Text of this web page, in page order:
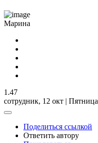
Марина
1.47
сотрудник, 12 окт | Пятница
Поделиться ссылкой
Ответить автору